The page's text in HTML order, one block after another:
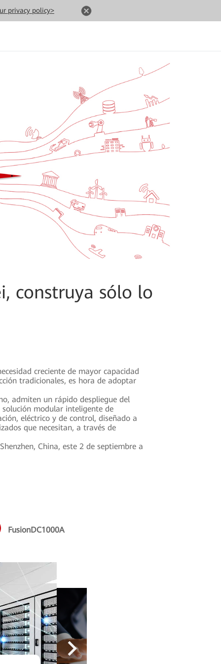
privacy policy>
construya sólo lo
creciente de mayor capacidad
tradicionales, es hora de adoptar
admiten un rápido despliegue del
modular inteligente de
eléctrico y de control, diseñado a
que necesitan, a través de
China, este 2 de septiembre a
FusionDC1000A